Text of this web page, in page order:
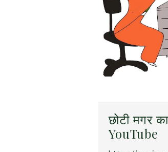
छोटी मगर
YouTube